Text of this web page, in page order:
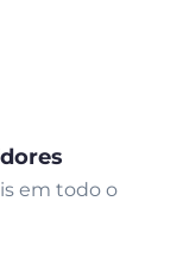
em todo o